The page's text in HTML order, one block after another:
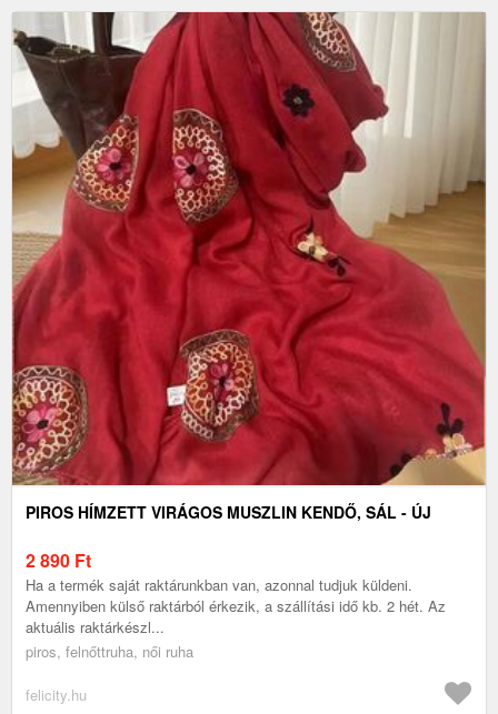
PIROS HÍMZETT VIRÁGOS MUSZLIN KENDŐ, SÁL - ÚJ
2 890 Ft
Ha a termék saját raktárunkban van, azonnal tudjuk küldeni.
Amennyiben külső raktárból érkezik, a szállítási idő kb. 2 hét. Az
aktuális raktárkészl...
piros, felnőttruha, női ruha
felicity.hu